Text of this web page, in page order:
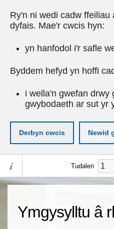
Ry'n ni wedi cadw ffeiliau
dyfais. Mae'r cwcis hyn:
yn hanfodol i'r safle
Byddem hefyd yn hoffi
i wella'n gwefan drwy
gwybodaeth ar sut yr
Derbyn cwcis Newid
Tudalen
Ymgysylltu â